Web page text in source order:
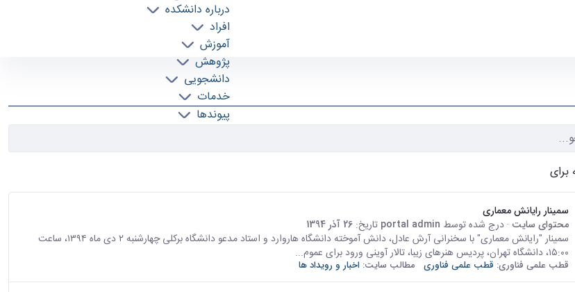
درباره دانشکده
افراد
آموزش
پژوهش
دانشجویی
خدمات
پیوندها
سمینار رایانش معماری
محتوای سایت · درج شده توسط portal admin تاریخ: 26 آذر 1394
سمینار "رایانش معماری" با سخنرانی آرش عادل، دانش آموخته دانشگاه هاروارد و استاد مدعو دانشگاه برکلی چهارشنبه ۲ دی ماه ۱۳۹۴، ساعت
۱۵:۰۰، دانشگاه تهران، پردیس هنرهای زیبا، تالار آوینی ورود برای عموم...
قطب علمی فناوری: قطب علمی فناوری مطالب سایت: اخبار و رویداد ها